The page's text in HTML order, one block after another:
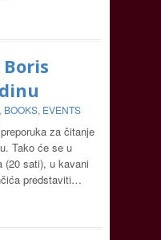
, BOOKS, EVENTS
za čitanje
Tako će se u
(20 sati), u kavani
predstaviti…